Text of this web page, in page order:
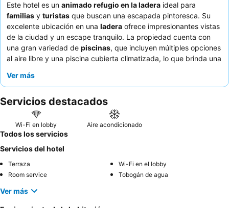
Este hotel es un animado refugio en la ladera ideal para
familias y turistas que buscan una escapada pintoresca. Su
excelente ubicación en una ladera ofrece impresionantes vistas
de la ciudad y un escape tranquilo. La propiedad cuenta con
una gran variedad de piscinas, que incluyen múltiples opciones
al aire libre y una piscina cubierta climatizada, lo que brinda una
elogian constantemente al
hotel generalmente reciben comentarios positivos por sus
precios razonables. Para disfrutar de la mejor experiencia,
considere una habitación convistas a la ciudad
plenamente las vistas panorámicas.
Ver más
Servicios destacados
Wi-Fi en lobby Aire acondicionado
Todos los servicios
Servicios del hotel
Terraza
Wi-Fi en el lobby
Room service
Tobogán de agua
Ver más